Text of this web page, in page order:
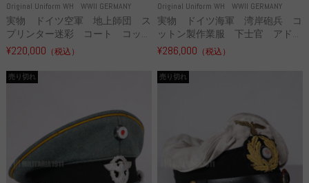
Original Uniform WH WWII GERMANY
実物 ドイツ空軍 地上師団 ス
プリンター迷彩 コート コッ...
¥220,000 （税込）
Original Uniform WH WWII GERMANY
実物 ドイツ海軍 湾岸砲兵 コ
ットン製作業服 下士官 アド...
¥286,000 （税込）
売り切れ 売り切れ